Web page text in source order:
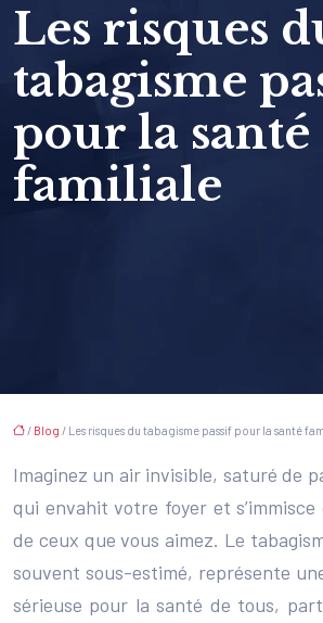
Les risques
tabagisme
pour la santé
familiale
/ Blog / Les risques du tabagisme passif pour la santé
Imaginez un air invisible, saturé de
qui envahit votre foyer et s’immisce
de ceux que vous aimez. Le
souvent sous-estimé, représente
sérieuse pour la santé de tous,